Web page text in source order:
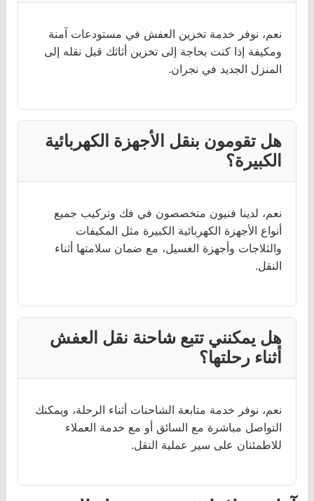
نعم، نوفر خدمة تخزين العفش في مستودعات آمنة
ومكيفة إذا كنت بحاجة إلى تخزين أثاثك قبل نقله إلى
المنزل الجديد في نجران.
هل تقومون بنقل الأجهزة الكهربائية
الكبيرة؟
نعم، لدينا فنيون متخصصون في فك وتركيب جميع
أنواع الأجهزة الكهربائية الكبيرة مثل المكيفات
والثلاجات وأجهزة الغسيل، مع ضمان سلامتها أثناء
النقل.
هل يمكنني تتبع شاحنة نقل العفش
أثناء رحلتها؟
نعم، نوفر خدمة متابعة الشاحنات أثناء الرحلة، ويمكنك
التواصل مباشرة مع السائق أو مع خدمة العملاء
للاطمئنان على سير عملية النقل.